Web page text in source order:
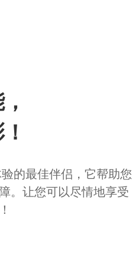
的最佳伴侣，它帮助您
。让您可以尽情地享受